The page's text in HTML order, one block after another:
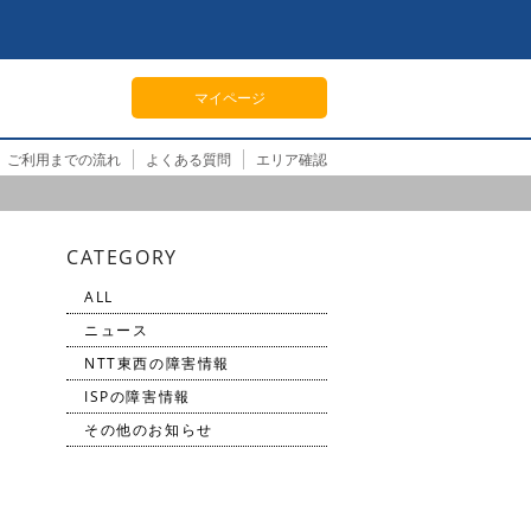
マイページ
ご利用までの流れ よくある質問 エリア確認
CATEGORY
ALL
ニュース
NTT東西の障害情報
ISPの障害情報
その他のお知らせ